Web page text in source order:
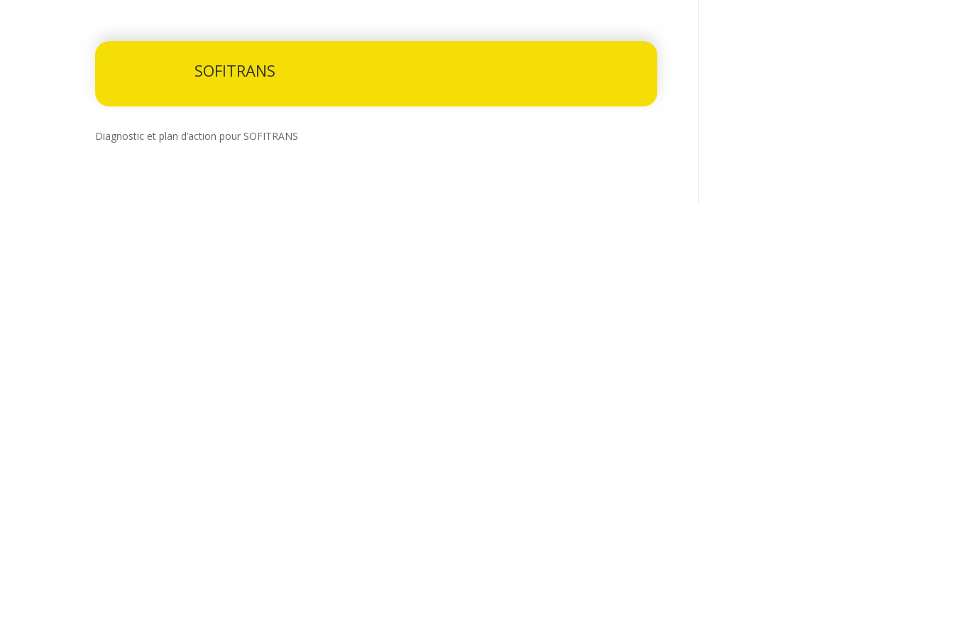
SOFITRANS
Diagnostic et plan d’action pour SOFITRANS